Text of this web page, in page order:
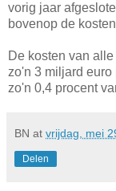
vorig jaar
bovenop de
De kosten van
zo'n 3 miljard
zo'n 0,4 procent
BN at vrijdag, mei
Delen